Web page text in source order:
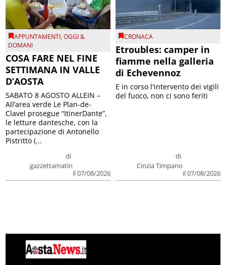
APPUNTAMENTI,OGGI &
DOMANI
COSA FARE NEL FINE
SETTIMANA IN VALLE
D’AOSTA
di
gazzettamatin
il 07/08/2026
SABATO 8 AGOSTO ALLEIN –
All’area verde Le Plan-de-
Clavel prosegue “ItinerDante”,
le letture dantesche, con la
partecipazione di Antonello
Pistritto (...
CRONACA
Etroubles: camper in
fiamme nella galleria
di Echevennoz
di
Cinzia Timpano
il 07/08/2026
E in corso l'intervento dei vigili
del fuoco, non ci sono feriti